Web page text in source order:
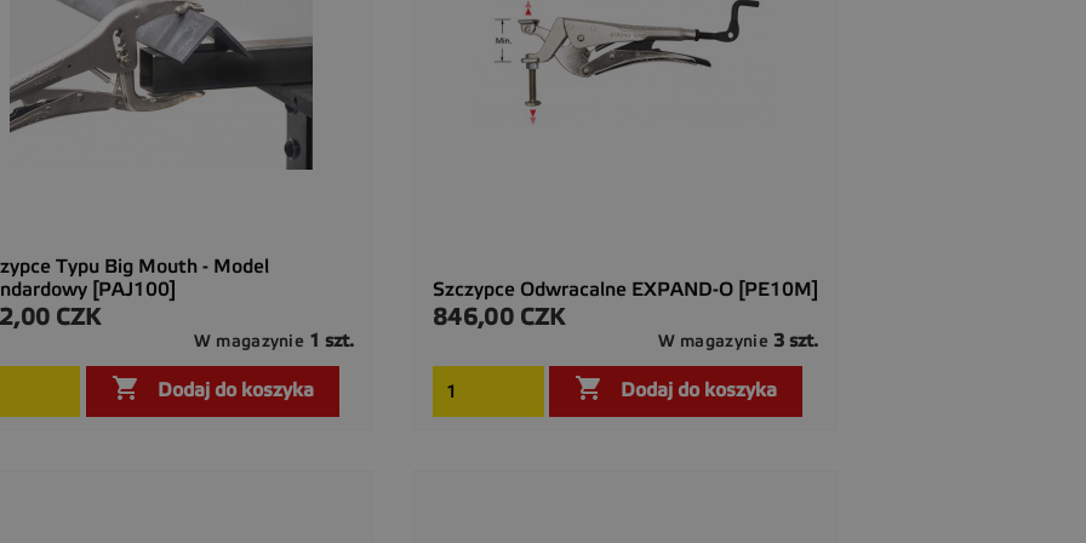
Typu Big Mouth - Model
[PAJ100]
CZK
W magazynie 1 szt.
 Dodaj do koszyka
Szybki podgląd
Szczypce Odwracalne EXPAND-O [PE10M]
Cena
846,00 CZK
W magazynie 3 szt.
 Dodaj do koszyka
Szybki podgląd